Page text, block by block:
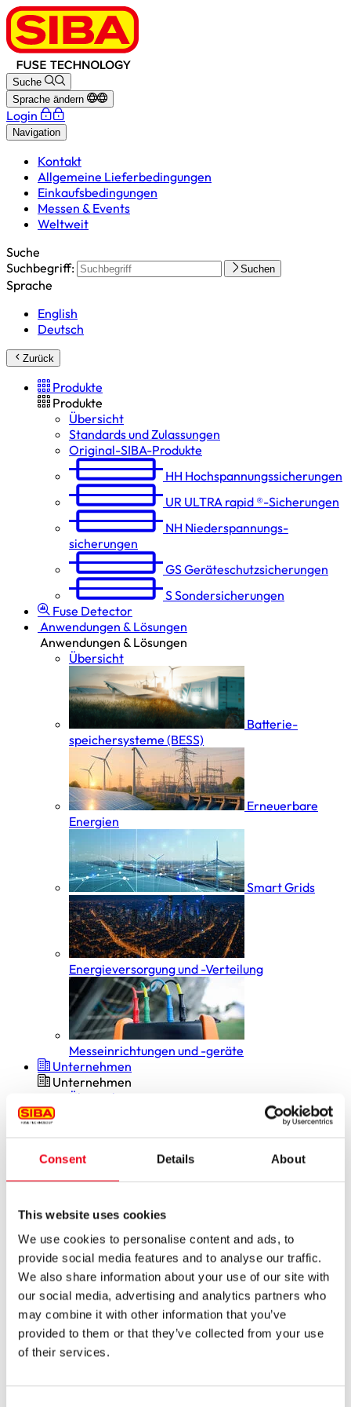
Consent Details About
This website uses cookies
We use cookies to personalise content and ads, to
provide social media features and to analyse our traffic.
We also share information about your use of our site with
our social media, advertising and analytics partners who
may combine it with other information that you’ve
provided to them or that they’ve collected from your use
of their services.
Suche
Sprache ändern
Login
Navigation
Kontakt
Allgemeine Lieferbedingungen
Einkaufsbedingungen
Messen & Events
Weltweit
Suche
Suchbegriff:
Suchen
Sprache
English
Deutsch
Zurück
Produkte
Produkte
Übersicht
Standards und Zulassungen
Original-SIBA-Produkte
HH Hochspannungs­sicherungen
UR ULTRA rapid ®-Sicherungen
NH Niederspannungs­
sicherungen
GSGeräteschutz­sicherungen
SSondersicherungen
Fuse Detector
Anwendungen & Lösungen
Anwendungen & Lösungen
Übersicht
Batterie­
speicher­systeme (BESS)
Erneuerbare
Energien
Smart Grids
Energieversorgung und -Verteilung
Messeinrichtungen und -geräte
Unternehmen
Unternehmen
Übersicht
Weltweit
Einkauf und Sourcing
Karriere
Karriere
Übersicht
Job portal
Berufseinsteiger
& Berufserfahrene